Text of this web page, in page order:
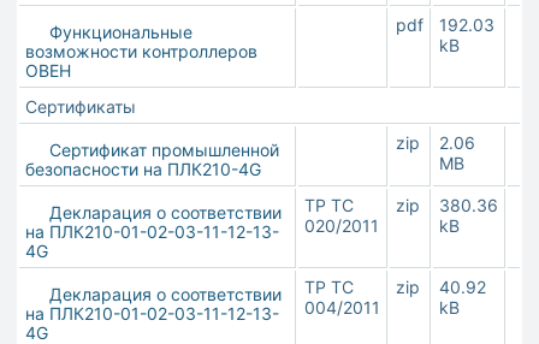
Функциональные
возможности контроллеров
ОВЕН
pdf
192.03
kB
Сертификаты
Сертификат промышленной
безопасности на ПЛК210-4G
zip
2.06
MB
Декларация о соответствии
на ПЛК210-01-02-03-11-12-13-
4G
ТР ТС
020/2011
zip
380.36
kB
Декларация о соответствии
на ПЛК210-01-02-03-11-12-13-
4G
ТР ТС
004/2011
zip
40.92
kB